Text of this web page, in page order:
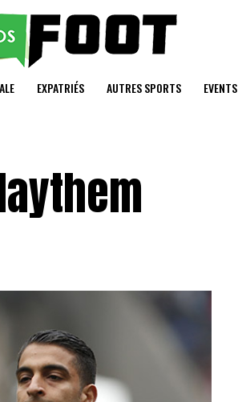
EXPATRIÉS AUTRES SPORTS EVENTS